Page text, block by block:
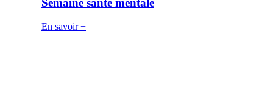
Semaine santé mentale
En savoir +